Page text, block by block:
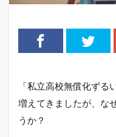
「私立高校無償化ず
増えてきましたが、な
うか？